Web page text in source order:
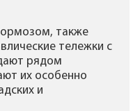
также
тележки с
рядом
их особенно
и